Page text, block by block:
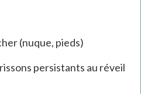
(nuque, pieds)
persistants au réveil